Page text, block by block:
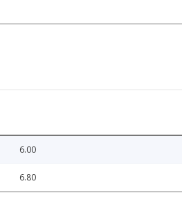
6.00
6.80